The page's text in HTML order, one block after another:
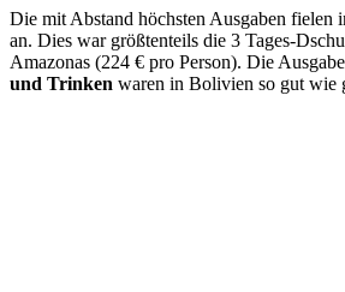
Die mit Abstand höchsten Ausgaben fielen
an. Dies war größtenteils die 3 Tages-
Amazonas (224 € pro Person). Die
und Trinken waren in Bolivien so gut wie